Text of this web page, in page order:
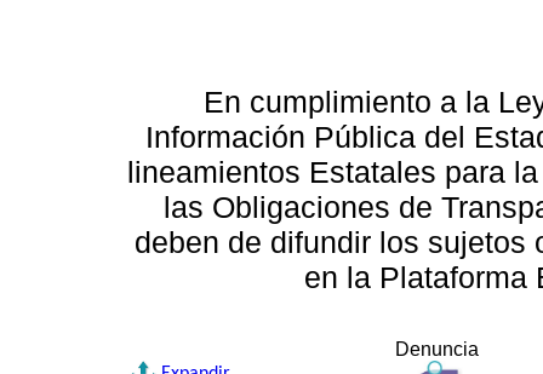
En cumplimiento a la
Información Pública del
lineamientos Estatales para
las Obligaciones de
deben de difundir los sujetos
en la Plataforma
Denuncia